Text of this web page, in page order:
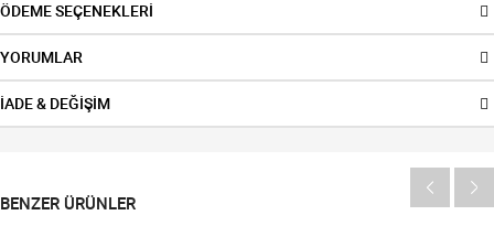
ÖDEME SEÇENEKLERİ
YORUMLAR
İADE & DEĞİŞİM
BENZER ÜRÜNLER